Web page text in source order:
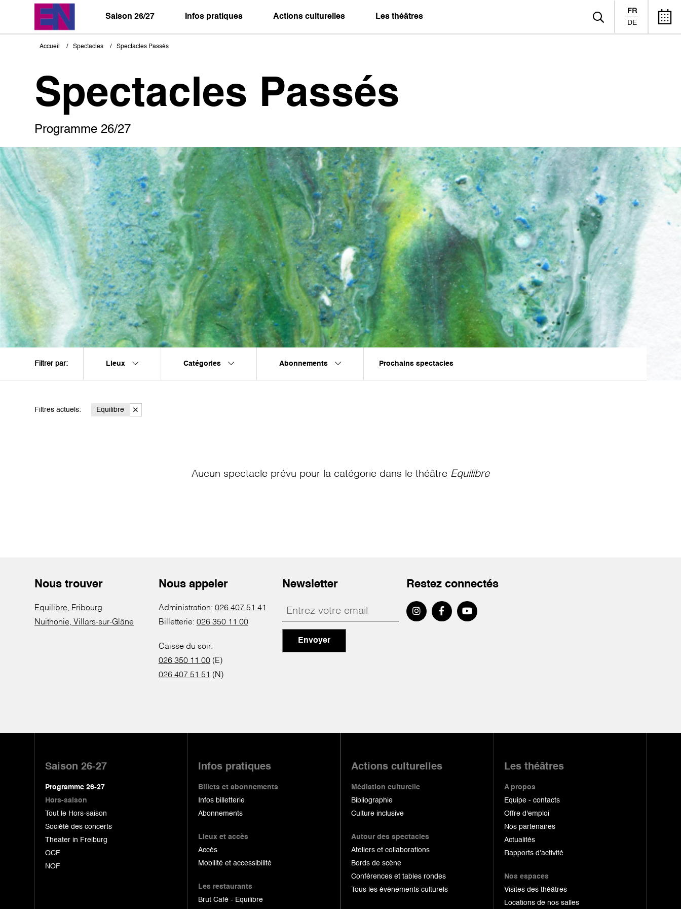
Saison 26/27 Infos pratiques Actions culturelles Les théâtres
FR
DE
Fil
Accueil Spectacles Spectacles Passés
Spectacles Passés
Programme 26/27
Filtrer par: Lieux Catégories Abonnements Prochains spectacles
Filtres actuels: Equilibre
Aucun spectacle prévu pour la catégorie dans le théâtre Equilibre
Nous trouver
Equilibre, Fribourg
Nuithonie, Villars-sur-Glâne
Nous appeler
Administration: 026 407 51 41
Billetterie: 026 350 11 00
Caisse du soir:
026 350 11 00(E)
026 407 51 51 (N)
Newsletter
Envoyer
Restez connectés
Saison 26-27
Programme 26-27
Hors-saison
Tout le Hors-saison
Société des concerts
Theater in Freiburg
OCF
NOF
Infos pratiques
Billets et abonnements
Infos billetterie
Abonnements
Lieux et accès
Accès
Mobilité et accessibilité
Les restaurants
Brut Café - Equilibre
Actions culturelles
Médiation culturelle
Bibliographie
Culture inclusive
Autour des spectacles
Ateliers et collaborations
Bords de scène
Conférences et tables rondes
Tous les événements culturels
Les théâtres
A propos
Equipe - contacts
Offre d'emploi
Nos partenaires
Actualités
Rapports d'activité
Nos espaces
Visites des théâtres
Locations de nos salles